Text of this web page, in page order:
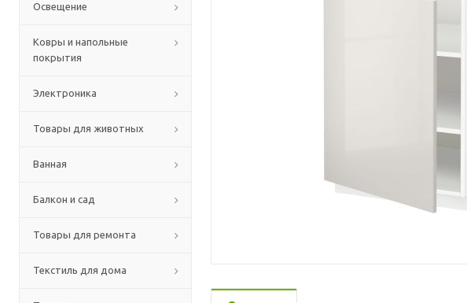
Освещение
Ковры и напольные
покрытия
Электроника
Товары для животных
Ванная
Балкон и сад
Товары для ремонта
Текстиль для дома